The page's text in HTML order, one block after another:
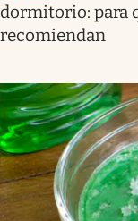
dormitorio: para
recomiendan